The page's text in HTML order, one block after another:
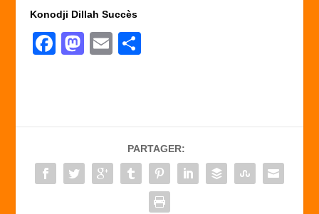
Konodji Dillah Succès
F
b
o
o
M
d
o
n
E
er
PARTAGER: